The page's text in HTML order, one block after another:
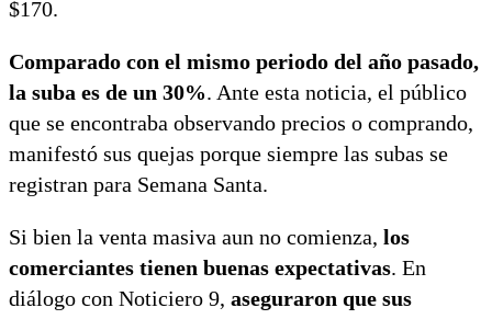
$170.
Comparado con el mismo periodo del año pasado,
la suba es de un 30%. Ante esta noticia, el público
que se encontraba observando precios o comprando,
manifestó sus quejas porque siempre las subas se
registran para Semana Santa.
Si bien la venta masiva aun no comienza, los
comerciantes tienen buenas expectativas. En
diálogo con Noticiero 9, aseguraron que sus